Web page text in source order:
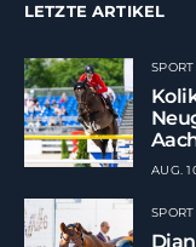
LETZTE ARTIKEL
SPORT
AUG.
SPORT